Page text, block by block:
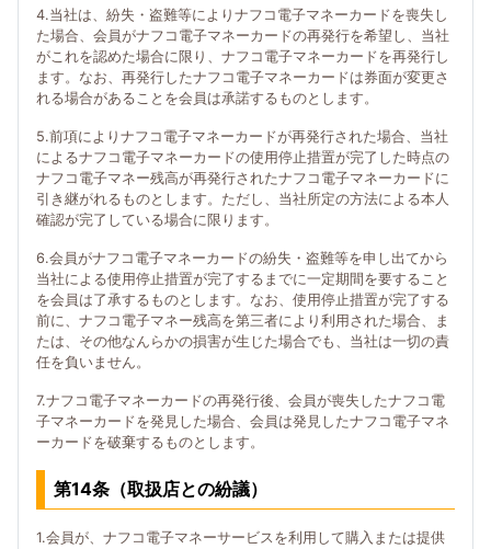
4.当社は、紛失・盗難等によりナフコ電子マネーカードを喪失し
た場合、会員がナフコ電子マネーカードの再発行を希望し、当社
がこれを認めた場合に限り、ナフコ電子マネーカードを再発行し
ます。なお、再発行したナフコ電子マネーカードは券面が変更さ
れる場合があることを会員は承諾するものとします。
5.前項によりナフコ電子マネーカードが再発行された場合、当社
によるナフコ電子マネーカードの使用停止措置が完了した時点の
ナフコ電子マネー残高が再発行されたナフコ電子マネーカードに
引き継がれるものとします。ただし、当社所定の方法による本人
確認が完了している場合に限ります。
6.会員がナフコ電子マネーカードの紛失・盗難等を申し出てから
当社による使用停止措置が完了するまでに一定期間を要すること
を会員は了承するものとします。なお、使用停止措置が完了する
前に、ナフコ電子マネー残高を第三者により利用された場合、ま
たは、その他なんらかの損害が生じた場合でも、当社は一切の責
任を負いません。
7.ナフコ電子マネーカードの再発行後、会員が喪失したナフコ電
子マネーカードを発見した場合、会員は発見したナフコ電子マネ
ーカードを破棄するものとします。
第14条（取扱店との紛議）
1.会員が、ナフコ電子マネーサービスを利用して購入または提供